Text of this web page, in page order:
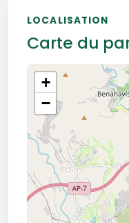
LOCALISATION
Carte du
+
−